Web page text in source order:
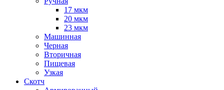
17 мкм
20 мкм
23 мкм
Машинная
Черная
Вторичная
Пищевая
Узкая
Скотч